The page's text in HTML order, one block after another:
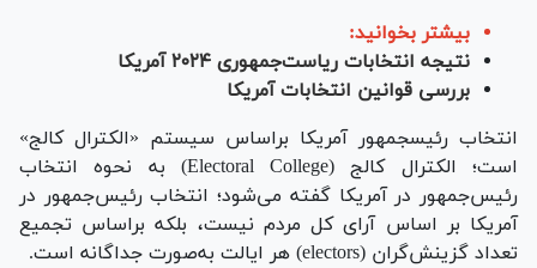
بیشتر بخوانید:
نتیجه انتخابات ریاست‌‎جمهوری ۲۰۲۴ آمریکا
بررسی قوانین انتخابات آمریکا
انتخاب رئیس‎جمهور آمریکا براساس سیستم «الکترال کالج»
است؛ الکترال کالج (Electoral College) به نحوه انتخاب
رئیس‌جمهور در آمریکا گفته می‌شود؛ انتخاب رئیس‌جمهور در
آمریکا بر اساس آرای کل مردم نیست، بلکه براساس تجمیع
تعداد گزینش‌گران (electors) هر ایالت به‌صورت جداگانه است.